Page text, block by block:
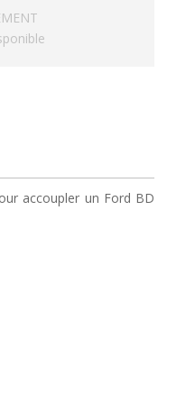
accoupler un Ford BD